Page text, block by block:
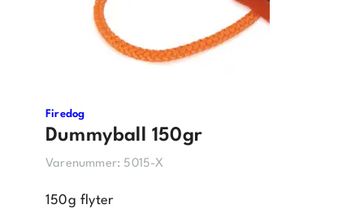
Firedog
Dummyball 150gr
Varenummer: 5015-X
150g flyter